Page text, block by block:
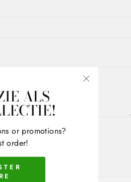
ALS
or promotions?
order!